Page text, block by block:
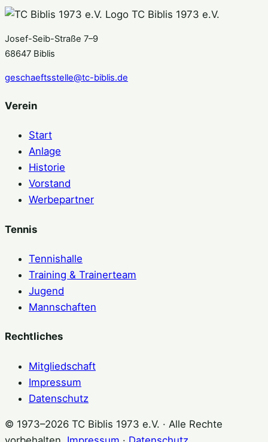
TC Biblis 1973 e.V.
Josef-Seib-Straße 7–9
68647 Biblis
geschaeftsstelle@tc-biblis.de
Verein
Start
Anlage
Historie
Vorstand
Werbepartner
Tennis
Tennishalle
Training & Trainerteam
Jugend
Mannschaften
Rechtliches
Mitgliedschaft
Impressum
Datenschutz
© 1973–2026 TC Biblis 1973 e.V. · Alle Rechte